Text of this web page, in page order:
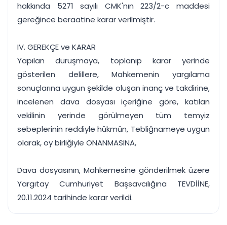
hakkında 5271 sayılı CMK'nın 223/2-c maddesi
gereğince beraatine karar verilmiştir.
IV. GEREKÇE ve KARAR
Yapılan duruşmaya, toplanıp karar yerinde
gösterilen delillere, Mahkemenin yargılama
sonuçlarına uygun şekilde oluşan inanç ve takdirine,
incelenen dava dosyası içeriğine göre, katılan
vekilinin yerinde görülmeyen tüm temyiz
sebeplerinin reddiyle hükmün, Tebliğnameye uygun
olarak, oy birliğiyle ONANMASINA,
Dava dosyasının, Mahkemesine gönderilmek üzere
Yargıtay Cumhuriyet Başsavcılığına TEVDİİNE,
20.11.2024 tarihinde karar verildi.